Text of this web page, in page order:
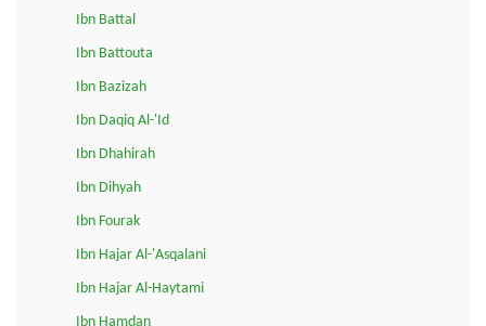
Ibn Battal
Ibn Battouta
Ibn Bazizah
Ibn Daqiq Al-'Id
Ibn Dhahirah
Ibn Dihyah
Ibn Fourak
Ibn Hajar Al-'Asqalani
Ibn Hajar Al-Haytami
Ibn Hamdan